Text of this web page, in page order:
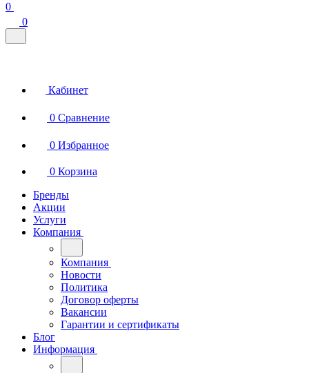
0
0
Кабинет
0 Сравнение
0 Избранное
0 Корзина
Бренды
Акции
Услуги
Компания
Компания
Новости
Политика
Договор оферты
Вакансии
Гарантии и сертификаты
Блог
Информация